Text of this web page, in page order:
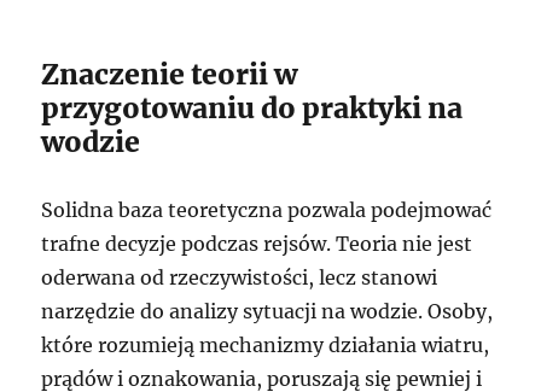
Znaczenie teorii w
przygotowaniu do praktyki na
wodzie
Solidna baza teoretyczna pozwala podejmować
trafne decyzje podczas rejsów. Teoria nie jest
oderwana od rzeczywistości, lecz stanowi
narzędzie do analizy sytuacji na wodzie. Osoby,
które rozumieją mechanizmy działania wiatru,
prądów i oznakowania, poruszają się pewniej i